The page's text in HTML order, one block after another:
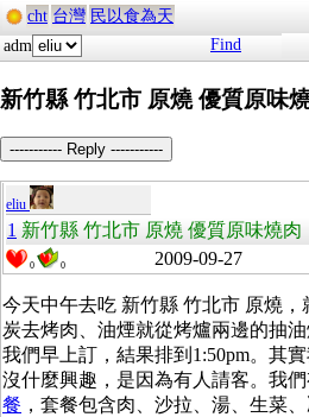
cht 台灣 民以食為天
adm
Find
新竹縣 竹北市 原燒 優質原味
----------- Reply -----------
eliu
1 新竹縣 竹北市 原燒 優質原味燒肉
0 0 2009-09-27
今天中午去吃 新竹縣 竹北市 原燒
炭去烤肉、油煙就從烤爐兩邊的抽
我們早上訂，結果排到1:50pm。其
沒什麼興趣，是因為有人請客。我們
餐 ，套餐包含肉、沙拉、湯、生菜